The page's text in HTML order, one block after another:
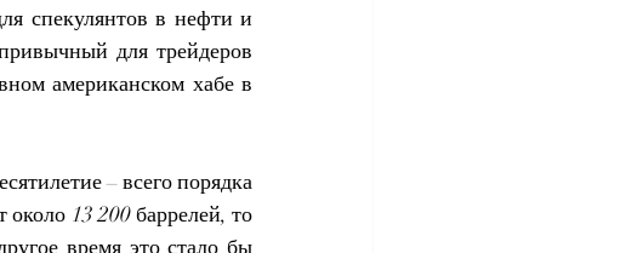
спекулянтов в нефти и
для трейдеров
американском хабе в
– всего порядка
13 200 баррелей, то
время это стало бы